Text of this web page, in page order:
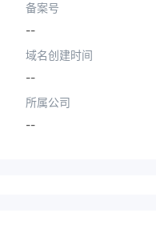
备案号
--
域名创建时间
--
所属公司
--